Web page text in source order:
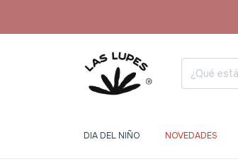
DIA DEL NIÑO NOVEDADES